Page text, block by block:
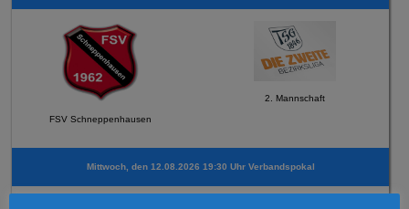
FSV Schneppenhausen
2. Mannschaft
Mittwoch, den 12.08.2026 19:30 Uhr Verbandspokal